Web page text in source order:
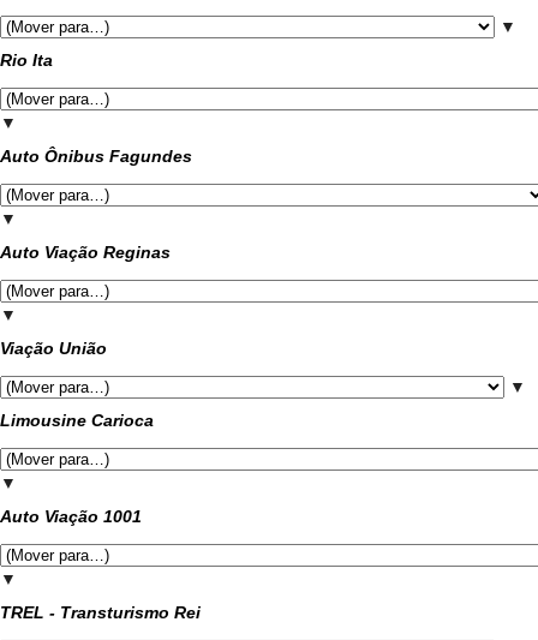
▼
Rio Ita
▼
Auto Ônibus Fagundes
▼
Auto Viação Reginas
▼
Viação União
▼
Limousine Carioca
▼
Auto Viação 1001
▼
TREL - Transturismo Rei